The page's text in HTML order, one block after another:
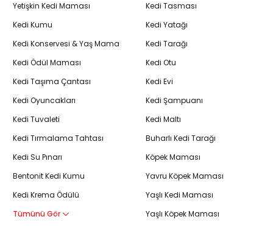
Yetişkin Kedi Maması
Kedi Kumu
Kedi Konservesi & Yaş Mama
Kedi Ödül Maması
Kedi Taşıma Çantası
Kedi Oyuncakları
Kedi Tuvaleti
Kedi Tırmalama Tahtası
Kedi Su Pınarı
Bentonit Kedi Kumu
Kedi Krema Ödülü
Tümünü Gör
Kedi Tasması
Kedi Yatağı
Kedi Tarağı
Kedi Otu
Kedi Evi
Kedi Şampuanı
Kedi Maltı
Buharlı Kedi Tarağı
Köpek Maması
Yavru Köpek Maması
Yaşlı Kedi Maması
Yaşlı Köpek Maması